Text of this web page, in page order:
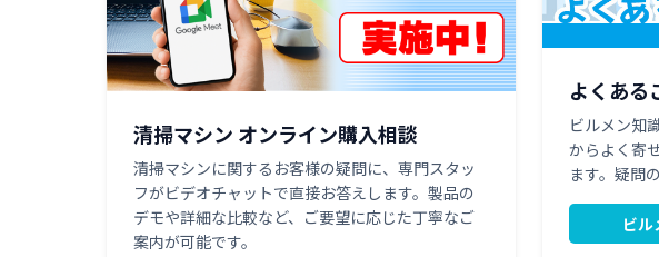
清掃マシン オンライン購入相談
清掃マシンに関するお客様の疑問に、専門スタッ
フがビデオチャットで直接お答えします。製品の
デモや詳細な比較など、ご要望に応じた丁寧なご
案内が可能です。
よくある
ビルメン知
からよく寄
ます。疑問
ビ